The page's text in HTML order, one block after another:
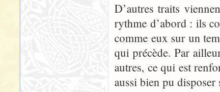
D’autres traits
rythme d’abord : ils
comme eux sur un
qui précède. Par
autres, ce qui est
aussi bien pu disposer